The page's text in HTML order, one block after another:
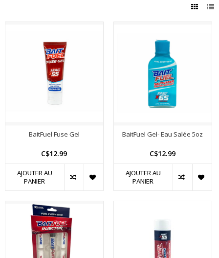
BaitFuel Fuse Gel
C$12.99
AJOUTER AU
PANIER
BaitFuel Gel- Eau Salée 5oz
C$12.99
AJOUTER AU
PANIER